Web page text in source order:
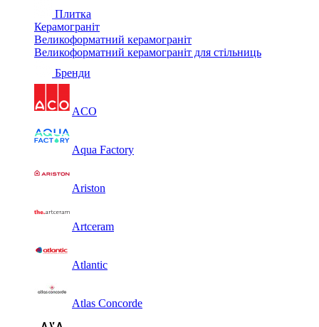
Плитка
Керамограніт
Великоформатний керамограніт
Великоформатний керамограніт для стільниць
Бренди
ACO
Aqua Factory
Ariston
Artceram
Atlantic
Atlas Concorde